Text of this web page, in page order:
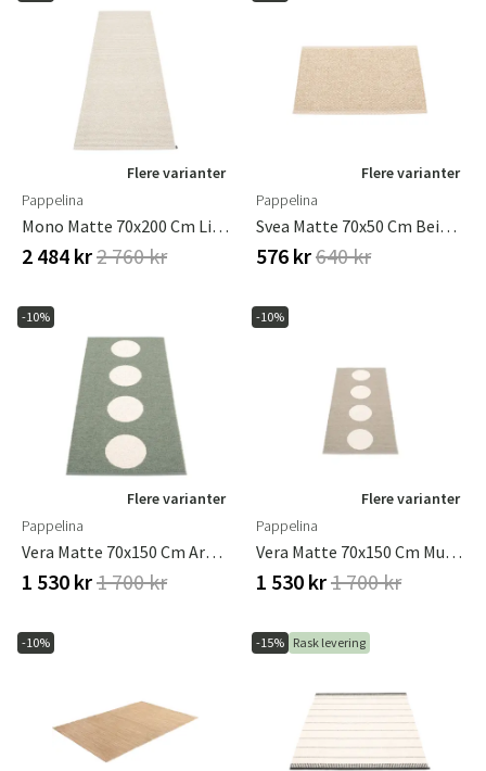
Flere varianter
Pappelina
Mono Matte 70x200 Cm Linen / Vanilla
2 484 kr2 760 kr
Flere varianter
Pappelina
Svea Matte 70x50 Cm Beige / Champagne Metallic
576 kr640 kr
-10%
Flere varianter
Pappelina
Vera Matte 70x150 Cm Army / Vanilla
1 530 kr1 700 kr
-10%
Flere varianter
Pappelina
Vera Matte 70x150 Cm Mud/vanilla
1 530 kr1 700 kr
-10% -15% Rask levering